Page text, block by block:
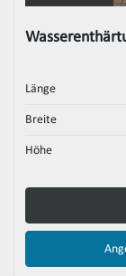
Länge
Breite
Höhe